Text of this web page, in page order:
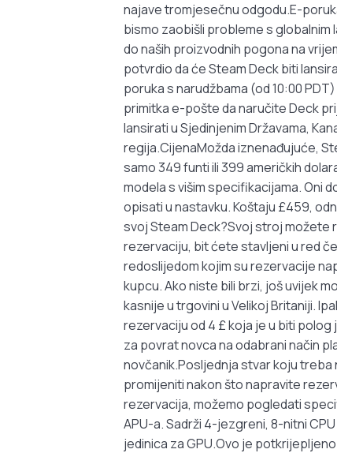
najave tromjesečnu odgodu.E-
bismo zaobišli probleme s
do naših proizvodnih pogona na
potvrdio da će Steam Deck biti
poruka s narudžbama (od 10:00
primitka e-pošte da naručite Deck
lansirati u Sjedinjenim Državama,
regija.CijenaMožda iznenađujuće,
samo 349 funti ili 399 američkih
modela s višim specifikacijama. Oni
opisati u nastavku. Koštaju £459,
svoj Steam Deck?Svoj stroj možete
rezervaciju, bit ćete stavljeni u red
redoslijedom kojim su rezervacije
kupcu. Ako niste bili brzi, još uvijek
kasnije u trgovini u Velikoj Britaniji.
rezervaciju od 4 £ koja je u biti
za povrat novca na odabrani način
novčanik.Posljednja stvar koju
promijeniti nakon što napravite
rezervacija, možemo pogledati
APU-a. Sadrži 4-jezgreni, 8-nitni
jedinica za GPU.Ovo je potkrijepljeno